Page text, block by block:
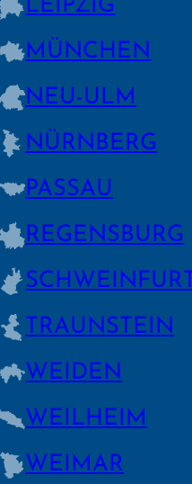
LEIPZIG
MÜNCHEN
NEU-ULM
NÜRNBERG
PASSAU
REGENS­BURG
SCHWEIN­FURT
TRAUNSTEIN
WEIDEN
WEILHEIM
WEIMAR